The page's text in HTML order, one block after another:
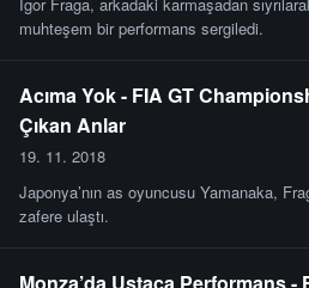
muhteşem bir performans sergiledi.
Acıma Yok - FIA GT
Çıkan Anlar
19. 11. 2018
Japonya’nın as oyuncusu Yamanaka,
zafere ulaştı.
Monza’da Ustaca Performans